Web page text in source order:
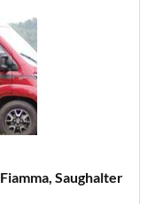
Saughalter